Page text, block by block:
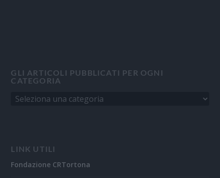
GLI ARTICOLI PUBBLICATI PER OGNI
CATEGORIA
LINK UTILI
Fondazione CRTortona